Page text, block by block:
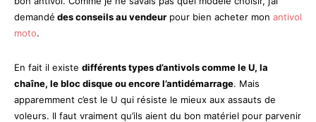
demandé des conseils au vendeur pour bien acheter mon antivol
moto.
En fait il existe différents types d’antivols comme le U, la
chaîne, le bloc disque ou encore l’antidémarrage. Mais
apparemment c’est le U qui résiste le mieux aux assauts de
voleurs. Il faut vraiment qu’ils aient du bon matériel pour parvenir